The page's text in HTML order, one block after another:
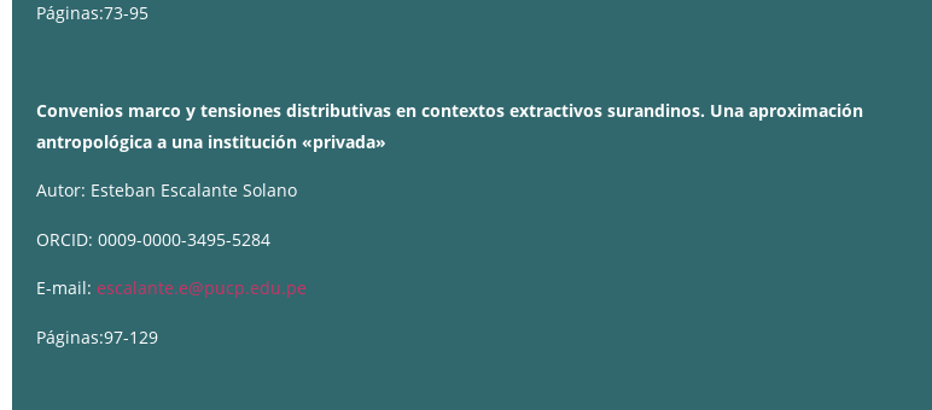
Páginas:73-95
Convenios marco y tensiones distributivas en contextos extractivos surandinos. Una aproximación
antropológica a una institución «privada»
Autor: Esteban Escalante Solano
ORCID: 0009-0000-3495-5284
E-mail: escalante.e@pucp.edu.pe
Páginas:97-129